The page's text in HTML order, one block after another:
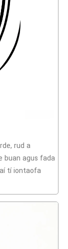
rud a
buan agus fada
tí iontaofa